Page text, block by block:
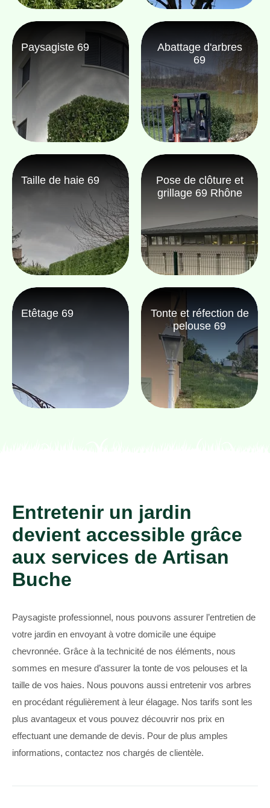
Paysagiste 69
Abattage d'arbres
69
Taille de haie 69
Pose de clôture et
grillage 69 Rhône
Etêtage 69
Tonte et réfection de
pelouse 69
Entretenir un jardin
devient accessible grâce
aux services de Artisan
Buche
Paysagiste professionnel, nous pouvons assurer l’entretien de
votre jardin en envoyant à votre domicile une équipe
chevronnée. Grâce à la technicité de nos éléments, nous
sommes en mesure d’assurer la tonte de vos pelouses et la
taille de vos haies. Nous pouvons aussi entretenir vos arbres
en procédant régulièrement à leur élagage. Nos tarifs sont les
plus avantageux et vous pouvez découvrir nos prix en
effectuant une demande de devis. Pour de plus amples
informations, contactez nos chargés de clientèle.